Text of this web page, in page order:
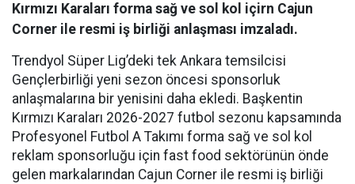
Kırmızı Karaları forma sağ ve sol kol içirn Cajun
Corner ile resmi iş birliği anlaşması imzaladı.
Trendyol Süper Lig’deki tek Ankara temsilcisi
Gençlerbirliği yeni sezon öncesi sponsorluk
anlaşmalarına bir yenisini daha ekledi. Başkentin
Kırmızı Karaları 2026-2027 futbol sezonu kapsamında
Profesyonel Futbol A Takımı forma sağ ve sol kol
reklam sponsorluğu için fast food sektörünün önde
gelen markalarından Cajun Corner ile resmi iş birliği